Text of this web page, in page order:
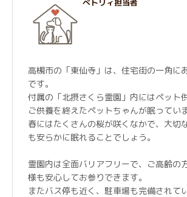
ぺトリィ担当者
高槻市の「東仙寺」は、住宅街の一角に
です。
付属の「北摂さくら霊園」内にはペット
ご供養を終えたペットちゃんが眠っていま
春にはたくさんの桜が咲くなかで、大切
も安らかに眠れることでしょう。
霊園内は全面バリアフリーで、ご高齢の
様も安心してお参りできます。
またバス停も近く、駐車場も完備されて